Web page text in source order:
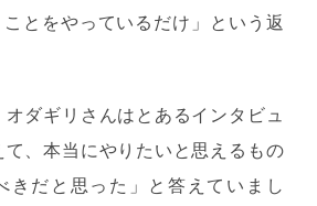
とをやっているだけ」という返
ダギリさんはとあるインタビュ
、本当にやりたいと思えるもの
きだと思った」と答えていまし